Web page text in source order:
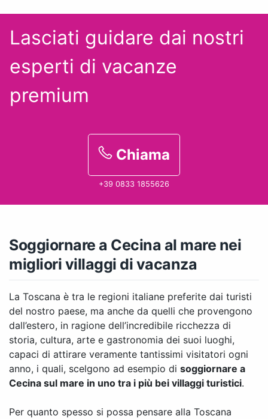
Lasciati guidare dai nostri
esperti di vacanze
premium
Chiama
+39 0833 1855626
Soggiornare a Cecina al mare nei
migliori villaggi di vacanza
La Toscana è tra le regioni italiane preferite dai turisti
del nostro paese, ma anche da quelli che provengono
dall’estero, in ragione dell’incredibile ricchezza di
storia, cultura, arte e gastronomia dei suoi luoghi,
capaci di attirare veramente tantissimi visitatori ogni
anno, i quali, scelgono ad esempio di soggiornare a
Cecina sul mare in uno tra i più bei villaggi turistici.
Per quanto spesso si possa pensare alla Toscana